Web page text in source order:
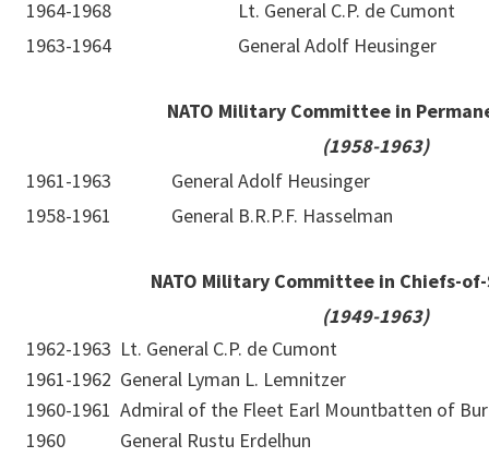
1964-1968
Lt. General C.P. de Cumont
1963-1964
General Adolf Heusinger
NATO Military Committee in
(1958-1963)
1961-1963
General Adolf Heusinger
1958-1961
General B.R.P.F. Hasselman
NATO Military Committee in Chiefs-
(1949-1963)
1962-1963 Lt. General C.P. de Cumont
1961-1962 General Lyman L. Lemnitzer
1960-1961 Admiral of the Fleet Earl Mountbatten of
1960
General Rustu Erdelhun